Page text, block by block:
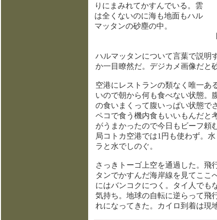
りにまみれてかすんでいる。雲
は全くないのに海も地面もハル
マッタンの砂塵の中。
ハルマッタンについて言葉で説明
か一目瞭然だ。デジカメ画像だと
空港にレストランの類なく唯一あ
いので朝から何も食べない状態。
の食いまくって腹いっぱい状態で
ペコで食う機内食もいいもんだと
がうまかったので今日もビーフ頼
局コトカ空港では1円も使わず。
ラと水でしのぐ。
さっきトーゴ上空を通過した。飛
タンでかすんだ海岸線を見てここ
にはバンコクにつく。タイ人でも
気持ち。地球の自転に逆らって飛
れになってきた。カイロ到着は現